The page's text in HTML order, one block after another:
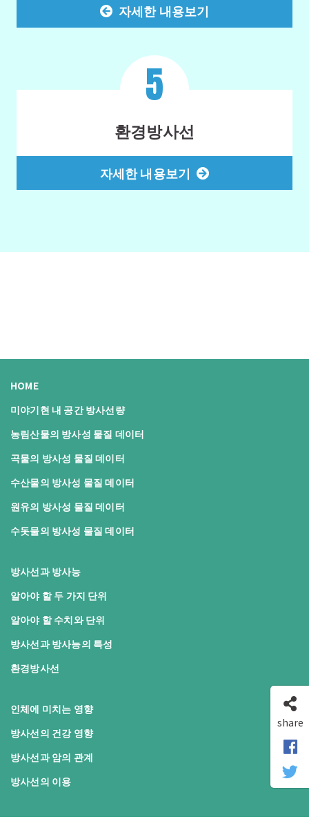
자세한 내용보기
5
환경방사선
자세한 내용보기
HOME
미야기현 내 공간 방사선량
농림산물의 방사성 물질 데이터
곡물의 방사성 물질 데이터
수산물의 방사성 물질 데이터
원유의 방사성 물질 데이터
수돗물의 방사성 물질 데이터
방사선과 방사능
알아야 할 두 가지 단위
알아야 할 수치와 단위
방사선과 방사능의 특성
환경방사선
인체에 미치는 영향
방사선의 건강 영향
방사선과 암의 관계
방사선의 이용
share